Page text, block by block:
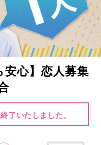
安心】恋人募集
了いたしました。